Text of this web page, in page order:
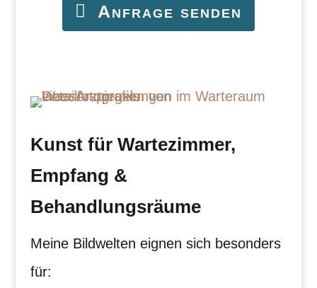
Anfrage senden
Kunst für Wartezimmer,
Empfang &
Behandlungsräume
Meine Bildwelten eignen sich besonders
für: